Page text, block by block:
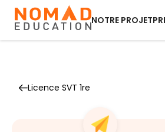
NOTRE PROJET
Licence SVT 1re